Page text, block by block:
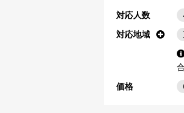
対応人数
対応地域
価格